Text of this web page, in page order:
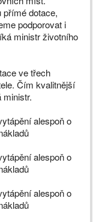
přímé dotace,
podporovat i
ministr životního
ve třech
Čím kvalitnější
ministr.
alespoň o
alespoň o
alespoň o